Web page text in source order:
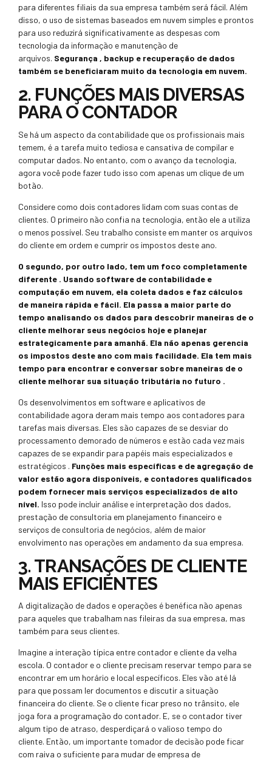
para diferentes filiais da sua empresa também será fácil. Além
disso, o uso de sistemas baseados em nuvem simples e prontos
para uso reduzirá significativamente as despesas com
tecnologia da informação e manutenção de
arquivos. Segurança , backup e recuperação de dados
também se beneficiaram muito da tecnologia em nuvem.
2. FUNÇÕES MAIS DIVERSAS
PARA O CONTADOR
Se há um aspecto da contabilidade que os profissionais mais
temem, é a tarefa muito tediosa e cansativa de compilar e
computar dados. No entanto, com o avanço da tecnologia,
agora você pode fazer tudo isso com apenas um clique de um
botão.
Considere como dois contadores lidam com suas contas de
clientes. O primeiro não confia na tecnologia, então ele a utiliza
o menos possível. Seu trabalho consiste em manter os arquivos
do cliente em ordem e cumprir os impostos deste ano.
O segundo, por outro lado, tem um foco completamente
diferente . Usando software de contabilidade e
computação em nuvem, ela coleta dados e faz cálculos
de maneira rápida e fácil. Ela passa a maior parte do
tempo analisando os dados para descobrir maneiras de o
cliente melhorar seus negócios hoje e planejar
estrategicamente para amanhã. Ela não apenas gerencia
os impostos deste ano com mais facilidade. Ela tem mais
tempo para encontrar e conversar sobre maneiras de o
cliente melhorar sua situação tributária no futuro .
Os desenvolvimentos em software e aplicativos de
contabilidade agora deram mais tempo aos contadores para
tarefas mais diversas. Eles são capazes de se desviar do
processamento demorado de números e estão cada vez mais
capazes de se expandir para papéis mais especializados e
estratégicos . Funções mais específicas e de agregação de
valor estão agora disponíveis, e contadores qualificados
podem fornecer mais serviços especializados de alto
nível. Isso pode incluir análise e interpretação dos dados,
prestação de consultoria em planejamento financeiro e
serviços de consultoria de negócios, além de maior
envolvimento nas operações em andamento da sua empresa.
3. TRANSAÇÕES DE CLIENTE
MAIS EFICIENTES
A digitalização de dados e operações é benéfica não apenas
para aqueles que trabalham nas fileiras da sua empresa, mas
também para seus clientes.
Imagine a interação típica entre contador e cliente da velha
escola. O contador e o cliente precisam reservar tempo para se
encontrar em um horário e local específicos. Eles vão até lá
para que possam ler documentos e discutir a situação
financeira do cliente. Se o cliente ficar preso no trânsito, ele
joga fora a programação do contador. E, se o contador tiver
algum tipo de atraso, desperdiçará o valioso tempo do
cliente. Então, um importante tomador de decisão pode ficar
com raiva o suficiente para mudar de empresa de